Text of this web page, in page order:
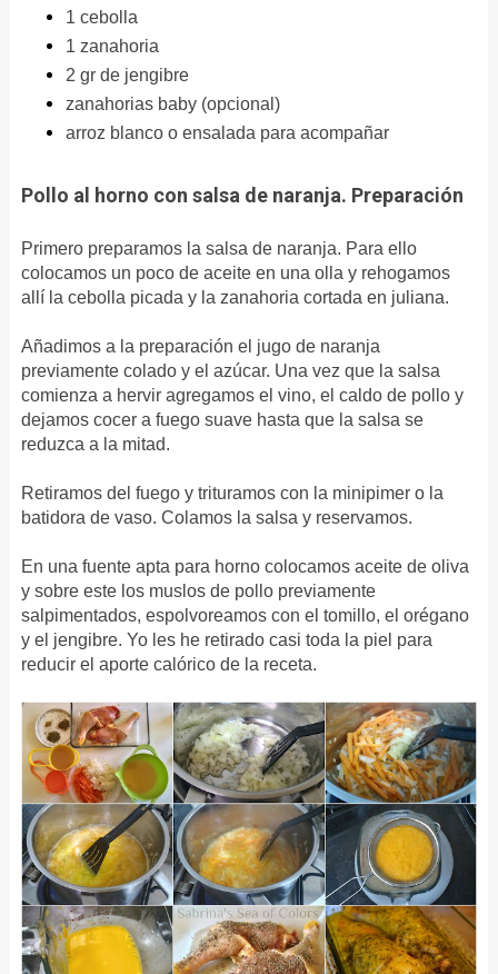
1 cebolla
1 zanahoria
2 gr de jengibre
zanahorias baby (opcional)
arroz blanco o ensalada para acompañar
Pollo al horno con salsa de naranja. Preparación
Primero preparamos la salsa de naranja. Para ello
colocamos un poco de aceite en una olla y rehogamos
allí la cebolla picada y la zanahoria cortada en juliana.
Añadimos a la preparación el jugo de naranja
previamente colado y el azúcar. Una vez que la salsa
comienza a hervir agregamos el vino, el caldo de pollo y
dejamos cocer a fuego suave hasta que la salsa se
reduzca a la mitad.
Retiramos del fuego y trituramos con la minipimer o la
batidora de vaso. Colamos la salsa y reservamos.
En una fuente apta para horno colocamos aceite de oliva
y sobre este los muslos de pollo previamente
salpimentados, espolvoreamos con el tomillo, el orégano
y el jengibre. Yo les he retirado casi toda la piel para
reducir el aporte calórico de la receta.